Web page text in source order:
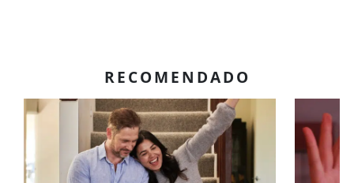
RECOMENDADO